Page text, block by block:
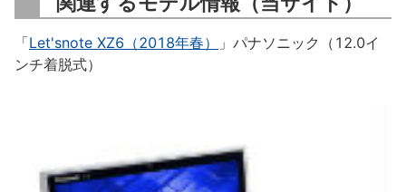
「Let'snote XZ6（2018年春）
」パナソニック（12.0イ
ンチ着脱式）